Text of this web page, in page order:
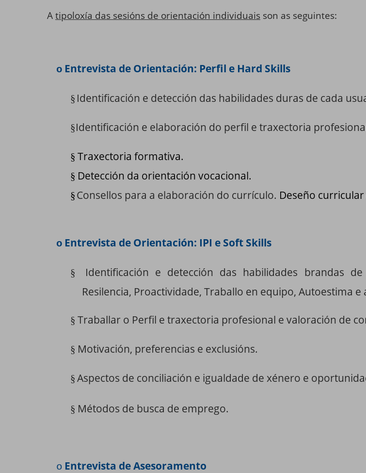
A tipoloxía das sesións de orientación individuais son as seguintes:
o Entrevista de Orientación: Perfil e Hard Skills
§ Identificación e detección das habilidades duras de cada
§Identificación e elaboración do perfil e traxectoria
§ Traxectoria formativa.
§ Detección da orientación vocacional.
§ Consellos para a elaboración do currículo. Deseño
o Entrevista de Orientación: IPI e Soft Skills
§ Identificación e detección das habilidades brandas
Resilencia, Proactividade, Traballo en equipo, Autoestima e
§ Traballar o Perfil e traxectoria profesional e valoración de
§ Motivación, preferencias e exclusións.
§ Aspectos de conciliación e igualdade de xénero e
§ Métodos de busca de emprego.
o Entrevista de Asesoramento